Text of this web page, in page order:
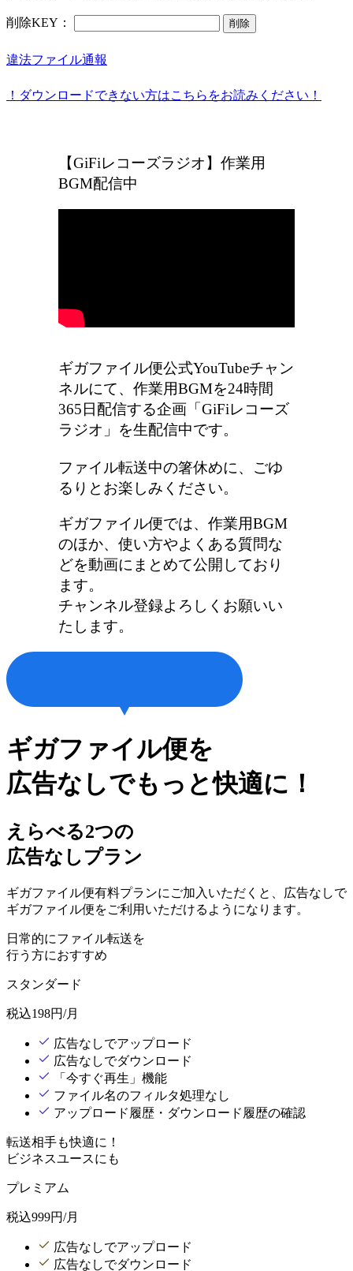
削除KEY： 削除
違法ファイル通報
！ダウンロードできない方はこちらをお読みください！
【GiFiレコーズラジオ】作業用
BGM配信中
ギガファイル便公式YouTubeチャン
ネルにて、作業用BGMを24時間
365日配信する企画「GiFiレコーズ
ラジオ」を生配信中です。
ファイル転送中の箸休めに、ごゆ
るりとお楽しみください。
ギガファイル便では、作業用BGM
のほか、使い方やよくある質問な
どを動画にまとめて公開しており
ます。
チャンネル登録よろしくお願いい
たします。
ギガファイル便を
広告なしでもっと快適に！
えらべる2つの
広告なしプラン
ギガファイル便有料プランにご加入いただくと、広告なしで
ギガファイル便をご利用いただけるようになります。
日常的にファイル転送を
行う方におすすめ
スタンダード
税込198円/月
広告なしでアップロード
広告なしでダウンロード
「今すぐ再生」機能
ファイル名のフィルタ処理なし
アップロード履歴・ダウンロード履歴の確認
転送相手も快適に！
ビジネスユースにも
プレミアム
税込999円/月
広告なしでアップロード
広告なしでダウンロード